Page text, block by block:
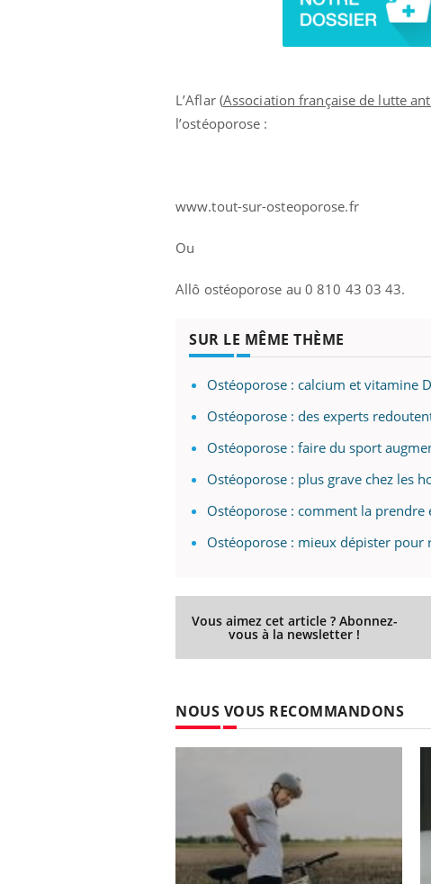
L’Aflar (Association française de lutte
l’ostéoporose :
www.tout-sur-osteoporose.fr
Ou
Allô ostéoporose au 0 810 43 03 43.
SUR LE MÊME THÈME
Ostéoporose : calcium et vitamine
Ostéoporose : des experts
Ostéoporose : faire du sport
Ostéoporose : plus grave chez les
Ostéoporose : comment la prendre
Ostéoporose : mieux dépister pour
Vous aimez cet article ? Abonnez-
vous à la newsletter !
NOUS VOUS RECOMMANDONS